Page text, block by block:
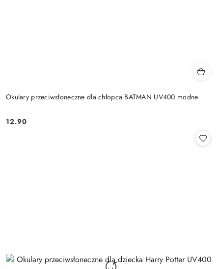
Okulary przeciwsłoneczne dla chłopca BATMAN UV400 modne
Cena:
12.90